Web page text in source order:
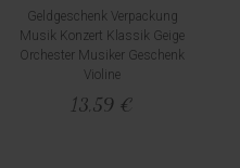
Geldgeschenk Verpackung
Musik Konzert Klassik Geige
Orchester Musiker Geschenk
Violine
13,59 €